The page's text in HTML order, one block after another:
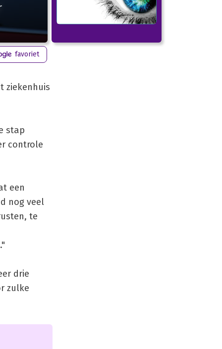
favoriet
ziekenhuis
stap
controle
een
nog veel
te
drie
zulke